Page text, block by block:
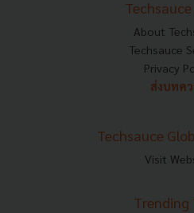
About
Techsauce
Privacy
ส่งบทค
Techsauce
Visit
Trending